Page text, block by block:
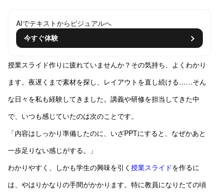
AIでテキストからビジュアルへ
今すぐ体験
授業スライド作りに疲れていませんか？その気持ち、よくわかり
ます。夜遅くまで素材を探し、レイアウトを直し続ける……そん
な日々を私も経験してきました。講義や研修を担当してきた中
で、いつも感じていたのは次のことです。
「内容はしっかり準備したのに、いざPPTにすると、なぜかあと
一歩足りない感じがする。」
わかりやすく、しかも学生の興味を引く 授業スライドを作るに
は、やはりかなりの手間がかかります。特に教員になりたての頃